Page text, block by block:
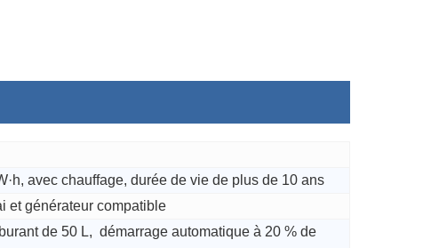
avec chauffage, durée de vie de plus de 10 ans
et générateur compatible
de 50 L, démarrage automatique à 20 % de